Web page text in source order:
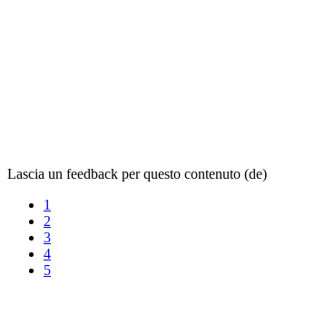
Lascia un feedback per questo contenuto (de)
1
2
3
4
5